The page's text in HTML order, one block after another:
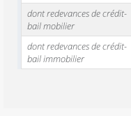
dont redevances de crédit-
bail mobilier
dont redevances de crédit-
bail immobilier